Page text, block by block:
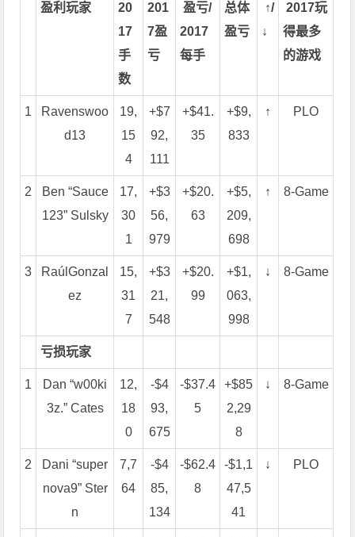
盈利玩家
20
17
手
数
201
7盈
亏
盈亏/
2017
每手
总体
盈亏
↑/
↓
2017玩
得最多
的游戏
1
Ravenswoo
d13
19,
15
4
+$7
92,
111
+$41.
35
+$9,
833
↑ PLO
2
Ben “Sauce
123” Sulsky
17,
30
1
+$3
56,
979
+$20.
63
+$5,
209,
698
↑ 8-Game
3
RaúlGonzal
ez
15,
31
7
+$3
21,
548
+$20.
99
+$1,
063,
998
↓ 8-Game
亏损玩家
1
Dan “w00ki
3z.” Cates
12,
18
0
-$4
93,
675
-$37.4
5
+$85
2,29
8
↓ 8-Game
2
Dani “super
nova9” Ster
n
7,7
64
-$4
85,
134
-$62.4
8
-$1,1
47,5
41
↓ PLO